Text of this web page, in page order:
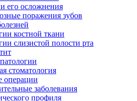
его осложнения
поражения зубов
костной ткани
слизистой полости рта
стоматология
операции
заболевания
профиля